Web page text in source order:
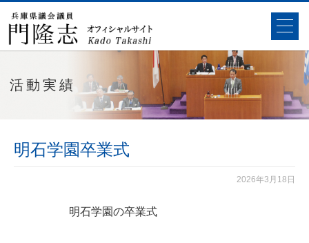
活動実績
明石学園卒業式
2026年3月18日
明石学園の卒業式